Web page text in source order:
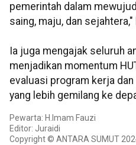
pemerintah dalam
saing, maju, dan sejahtera,"
Ia juga mengajak seluruh
menjadikan momentum
evaluasi program kerja
yang lebih gemilang ke
Pewarta: H.Imam Fauzi
Editor: Juraidi
Copyright © ANTARA SUMUT